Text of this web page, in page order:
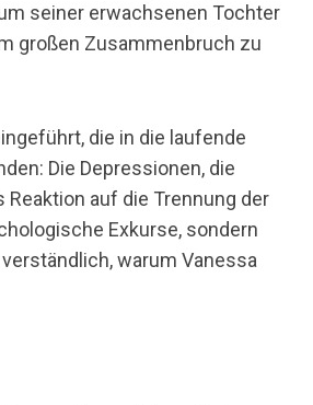
seiner erwachsenen Tochter
großen Zusammenbruch zu
die in die laufende
Die Depressionen, die
auf die Trennung der
Exkurse, sondern
warum Vanessa